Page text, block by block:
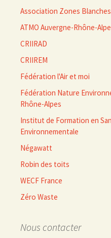
Association Zones
ATMO Auvergne-Rhône-
CRIIRAD
CRIIREM
Fédération l'Air et moi
Fédération Nature
Rhône-Alpes
Institut de Formation en
Environnementale
Négawatt
Robin des toits
WECF France
Zéro Waste
Nous contacter